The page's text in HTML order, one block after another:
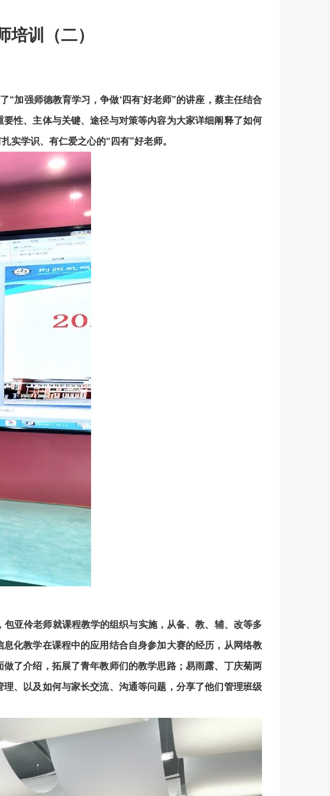
（二）
加强师德教育学习，争做‘四有’好老师”的讲座，蔡主任结合
性、主体与关键、途径与对策等内容为大家详细阐释了如何
实学识、有仁爱之心的“四有”好老师。
亚伶老师就课程教学的组织与实施，从备、教、辅、改等多
化教学在课程中的应用结合自身参加大赛的经历，从网络教
了介绍，拓展了青年教师们的教学思路；易雨露、丁庆菊两
、以及如何与家长交流、沟通等问题，分享了他们管理班级